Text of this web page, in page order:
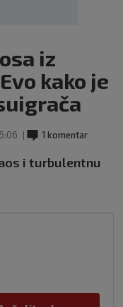
iz
kako je
1 komentar
i turbulentnu